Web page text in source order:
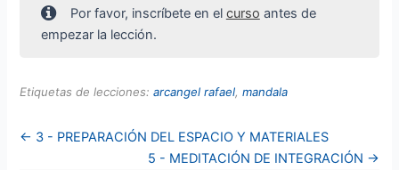
Por favor, inscríbete en el curso antes de
empezar la lección.
Etiquetas de lecciones:arcangel rafael,mandala
3 - PREPARACIÓN DEL ESPACIO Y MATERIALES
5 - MEDITACIÓN DE INTEGRACIÓN